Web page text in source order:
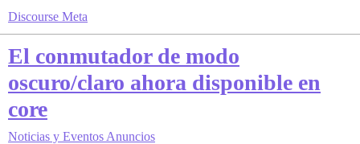
Discourse Meta
El conmutador de modo
oscuro/claro ahora disponible en
core
Noticias y Eventos Anuncios